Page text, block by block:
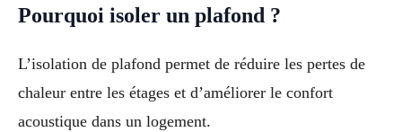
Pourquoi isoler un plafond ?
L’isolation de plafond permet de réduire les pertes de
chaleur entre les étages et d’améliorer le confort
acoustique dans un logement.